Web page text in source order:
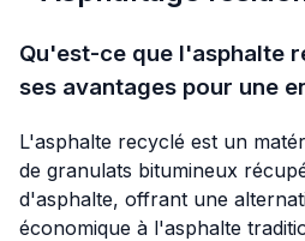
Qu'est-ce que l'asphalte
ses avantages pour une
L'asphalte recyclé est un
de granulats bitumineux
d'asphalte, offrant une
économique à l'asphalte